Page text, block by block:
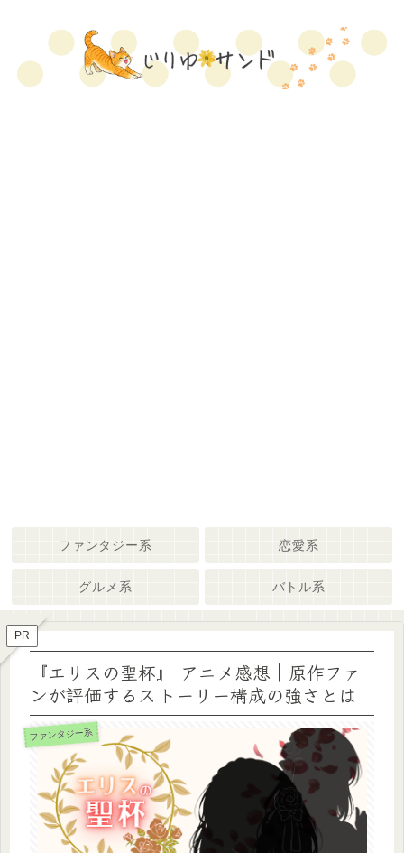
ファンタジー系 恋愛系
グルメ系 バトル系
PR
『エリスの聖杯』 アニメ感想｜原作ファ
ンが評価するストーリー構成の強さとは
ファンタジー系